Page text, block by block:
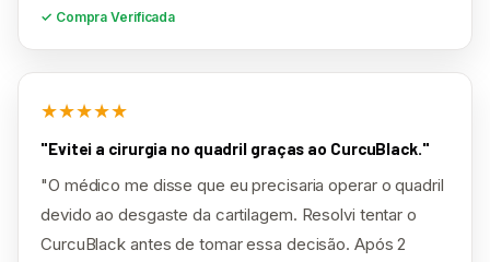
✓ Compra Verificada
★★★★★
"Evitei a cirurgia no quadril graças ao CurcuBlack."
"O médico me disse que eu precisaria operar o quadril
devido ao desgaste da cartilagem. Resolvi tentar o
CurcuBlack antes de tomar essa decisão. Após 2